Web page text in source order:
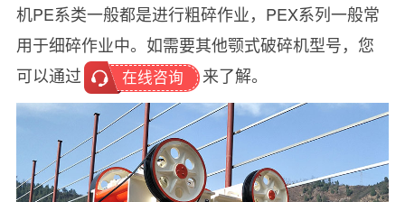
机PE系类一般都是进行粗碎作业，PEX系列一般常
用于细碎作业中。如需要其他颚式破碎机型号，您
可以通过
在线咨询 来了解。